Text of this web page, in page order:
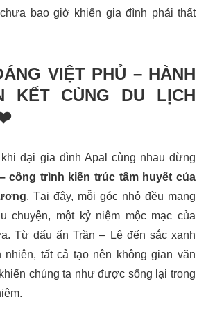
bao giờ khiến gia đình phải thất
VIỆT PHỦ – HÀNH
KẾT CÙNG DU LỊCH
đại gia đình Apal cùng nhau dừng
công trình kiến trúc tâm huyết của
. Tại đây, mỗi góc nhỏ đều mang
chuyện, một kỷ niệm mộc mạc của
Từ dấu ấn Trần – Lê đến sắc xanh
nhiên, tất cả tạo nên không gian văn
chúng ta như được sống lại trong